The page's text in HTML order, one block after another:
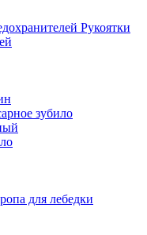
Рукоятки
зубило
для лебедки